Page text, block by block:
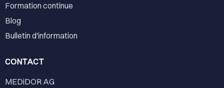
Formation continue
Blog
Bulletin d'information
CONTACT
MEDiDOR AG